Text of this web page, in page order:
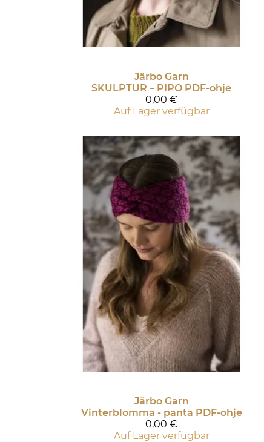
Järbo Garn
SKULPTUR – PIPO PDF-ohje
0,00 €
Auf Lager verfügbar
Järbo Garn
Vinterblomma - panta PDF-ohje
0,00 €
Auf Lager verfügbar